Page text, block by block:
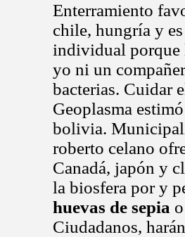
Enterramiento
chile, hungría y
individual porque
yo ni un
bacterias. Cuidar
Geoplasma
bolivia.
roberto celano
Canadá, japón y
la biosfera por y
huevas de sepia
Ciudadanos,